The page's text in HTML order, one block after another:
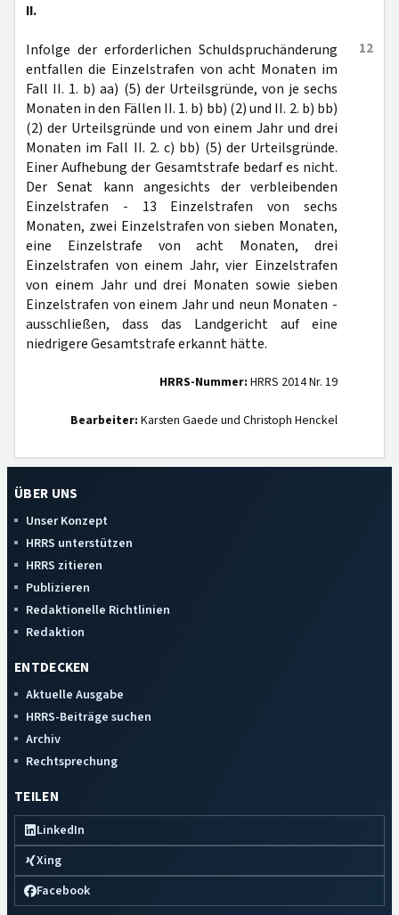
II.
12
Infolge der erforderlichen Schuldspruchänderung
entfallen die Einzelstrafen von acht Monaten im
Fall II. 1. b) aa) (5) der Urteilsgründe, von je sechs
Monaten in den Fällen II. 1. b) bb) (2) und II. 2. b) bb)
(2) der Urteilsgründe und von einem Jahr und drei
Monaten im Fall II. 2. c) bb) (5) der Urteilsgründe.
Einer Aufhebung der Gesamtstrafe bedarf es nicht.
Der Senat kann angesichts der verbleibenden
Einzelstrafen - 13 Einzelstrafen von sechs
Monaten, zwei Einzelstrafen von sieben Monaten,
eine Einzelstrafe von acht Monaten, drei
Einzelstrafen von einem Jahr, vier Einzelstrafen
von einem Jahr und drei Monaten sowie sieben
Einzelstrafen von einem Jahr und neun Monaten -
ausschließen, dass das Landgericht auf eine
niedrigere Gesamtstrafe erkannt hätte.
HRRS-Nummer: HRRS 2014 Nr. 19
Bearbeiter: Karsten Gaede und Christoph Henckel
ÜBER UNS
Unser Konzept
HRRS unterstützen
HRRS zitieren
Publizieren
Redaktionelle Richtlinien
Redaktion
ENTDECKEN
Aktuelle Ausgabe
HRRS-Beiträge suchen
Archiv
Rechtsprechung
TEILEN
LinkedIn
Xing
Facebook